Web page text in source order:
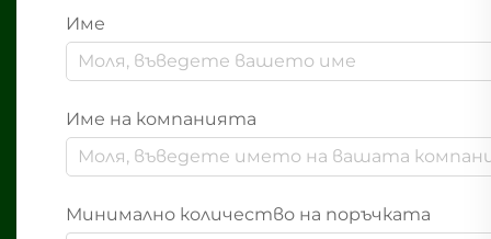
Име
Име на компанията
Минимално количество на поръчката